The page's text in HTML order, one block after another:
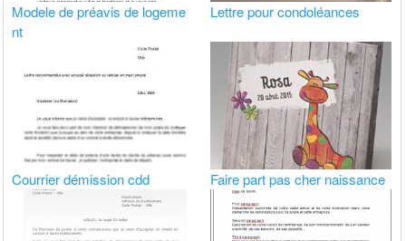
Modele de préavis de logeme
nt
Lettre pour condoléances
Courrier démission cdd Faire part pas cher naissance